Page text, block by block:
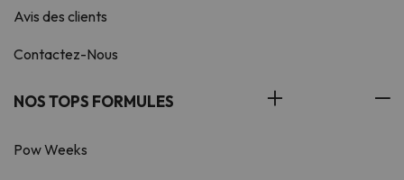
Avis des clients
Contactez-Nous
NOS TOPS FORMULES
Pow Weeks